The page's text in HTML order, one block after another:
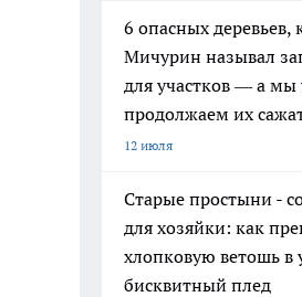
6 опасных деревьев,
Мичурин называл
для участков — а мы
продолжаем их
12 июля
Старые простыни -
для хозяйки: как
хлопковую ветошь
бисквитный плед